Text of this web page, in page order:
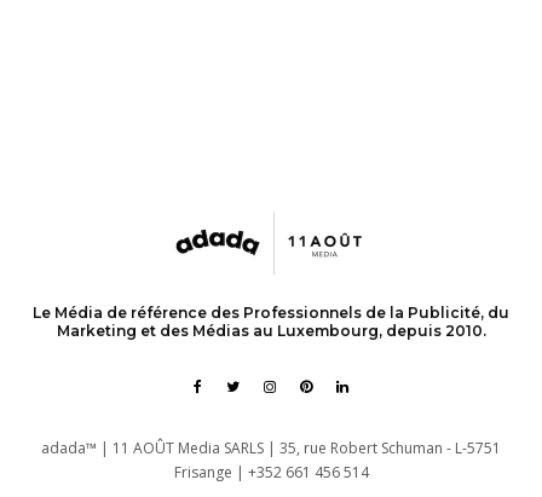
Le Média de référence des Professionnels de la Publicité, du
Marketing et des Médias au Luxembourg, depuis 2010.
adada™ | 11 AOÛT Media SARLS | 35, rue Robert Schuman - L-5751
Frisange | +352 661 456 514